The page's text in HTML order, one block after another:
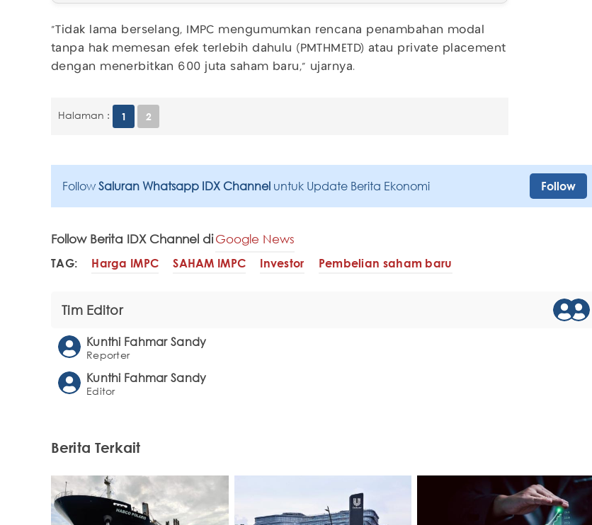
"Tidak lama berselang, IMPC mengumumkan rencana penambahan modal
tanpa hak memesan efek terlebih dahulu (PMTHMETD) atau private placement
dengan menerbitkan 600 juta saham baru," ujarnya.
Halaman : 1 2
Follow Saluran Whatsapp IDX Channel untuk Update Berita Ekonomi Follow
Follow Berita IDX Channel diGoogle News
TAG: Harga IMPC SAHAM IMPC Investor Pembelian saham baru
Tim Editor
Kunthi Fahmar Sandy
Reporter
Kunthi Fahmar Sandy
Editor
Berita Terkait